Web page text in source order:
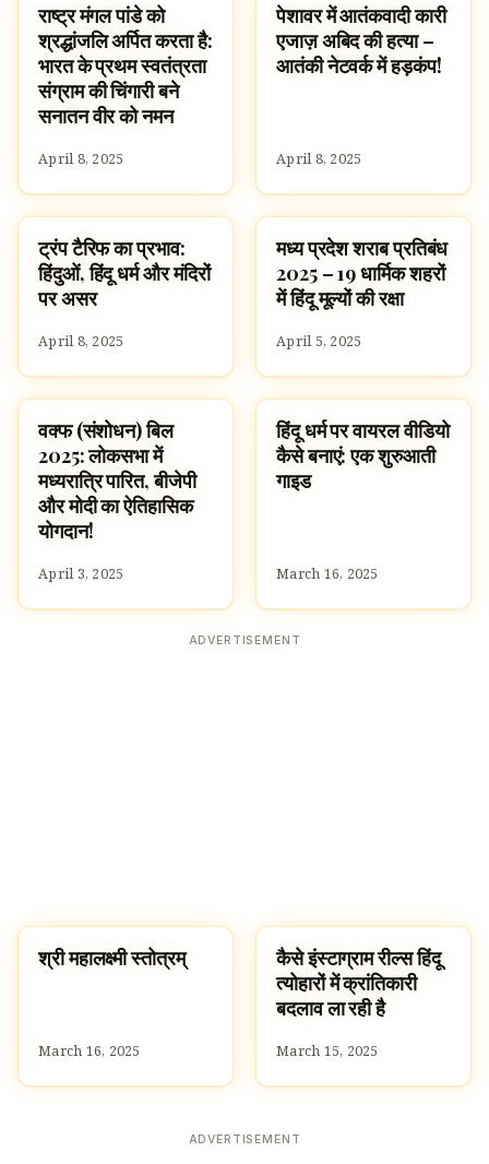
FAMOUS HINDUS
राष्ट्र मंगल पांडे को
श्रद्धांजलि अर्पित करता है:
भारत के प्रथम स्वतंत्रता
संग्राम की चिंगारी बने
सनातन वीर को नमन
April 8, 2025
HINDUISM
पेशावर में आतंकवादी कारी
एजाज़ अबिद की हत्या –
आतंकी नेटवर्क में हड़कंप!
April 8, 2025
HINDUISM
ट्रंप टैरिफ का प्रभाव:
हिंदुओं, हिंदू धर्म और मंदिरों
पर असर
April 8, 2025
HINDUISM
मध्य प्रदेश शराब प्रतिबंध
2025 – 19 धार्मिक शहरों
में हिंदू मूल्यों की रक्षा
April 5, 2025
HINDUISM
वक्फ (संशोधन) बिल
2025: लोकसभा में
मध्यरात्रि पारित, बीजेपी
और मोदी का ऐतिहासिक
योगदान!
April 3, 2025
HINDUISM
हिंदू धर्म पर वायरल वीडियो
कैसे बनाएं: एक शुरुआती
गाइड
March 16, 2025
ADVERTISEMENT
HINDUISM
श्री महालक्ष्मी स्तोत्रम्
March 16, 2025
HINDUISM
कैसे इंस्टाग्राम रील्स हिंदू
त्योहारों में क्रांतिकारी
बदलाव ला रही है
March 15, 2025
ADVERTISEMENT